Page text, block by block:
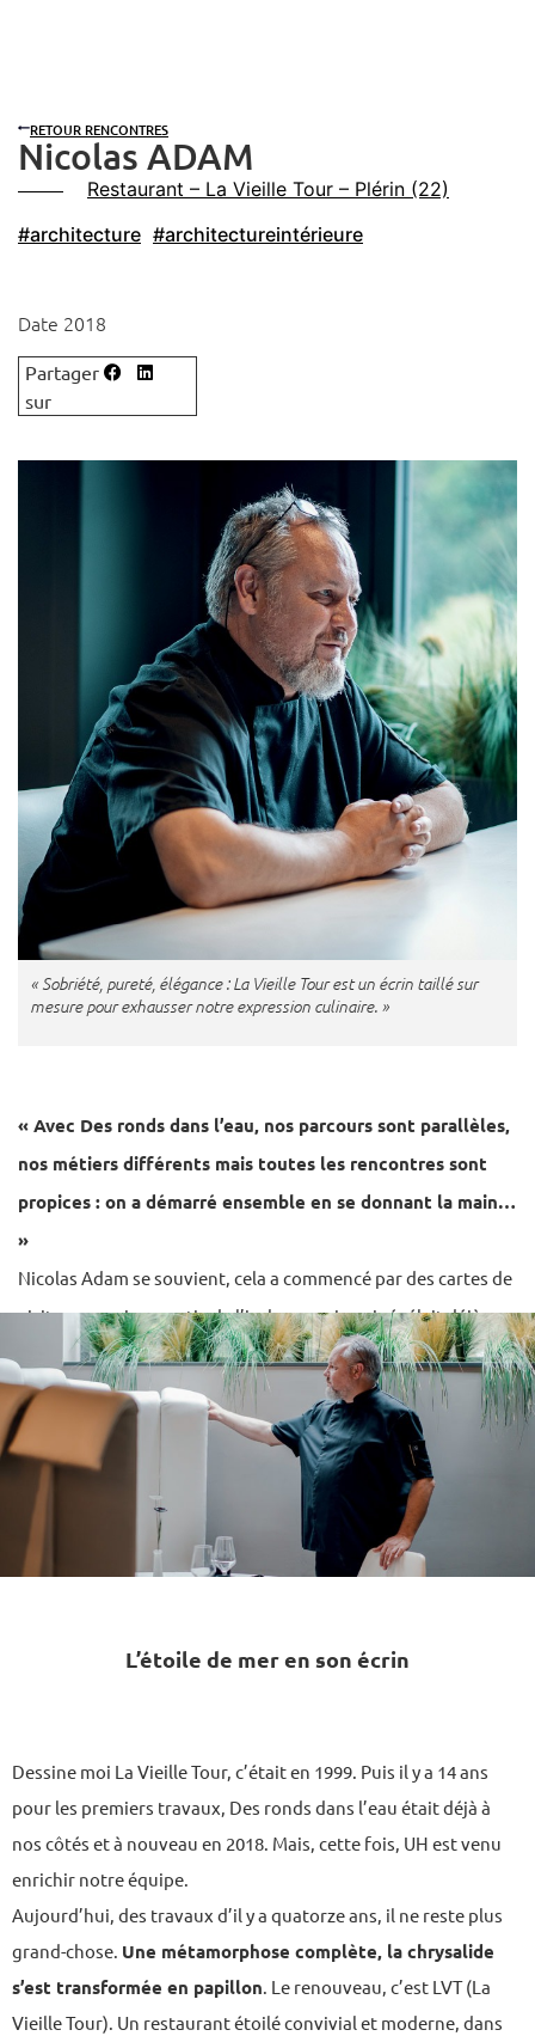
RETOUR RENCONTRES
Nicolas ADAM
Restaurant – La Vieille Tour – Plérin (22)
#architecture #architectureintérieure
Date 2018
« Sobriété, pureté, élégance : La Vieille Tour est un écrin taillé sur
mesure pour exhausser notre expression culinaire. »
« Avec Des ronds dans l’eau, nos parcours sont parallèles,
nos métiers différents mais toutes les rencontres sont
propices : on a démarré ensemble en se donnant la main…
»
Nicolas Adam se souvient, cela a commencé par des cartes de
visite : une micro partie de l’iceberg mais qui révélait déjà
l’énorme potentiel créatif.
L’étoile de mer en son écrin
Dessine moi La Vieille Tour, c’était en 1999. Puis il y a 14 ans
pour les premiers travaux, Des ronds dans l’eau était déjà à
nos côtés et à nouveau en 2018. Mais, cette fois, UH est venu
enrichir notre équipe.
Aujourd’hui, des travaux d’il y a quatorze ans, il ne reste plus
grand-chose. Une métamorphose complète, la chrysalide
s’est transformée en papillon. Le renouveau, c’est LVT (La
Vieille Tour). Un restaurant étoilé convivial et moderne, dans